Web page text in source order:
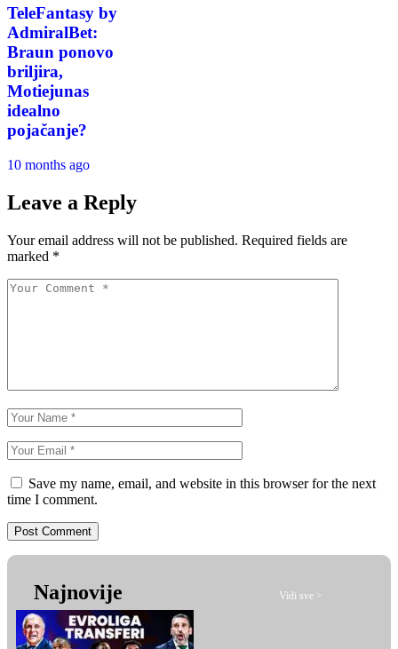
TeleFantasy by
AdmiralBet:
Braun ponovo
briljira,
Motiejunas
idealno
pojačanje?
10 months ago
Leave a Reply
Your email address will not be published. Required fields are
marked *
Save my name, email, and website in this browser for the next
time I comment.
Najnovije Vidi sve >